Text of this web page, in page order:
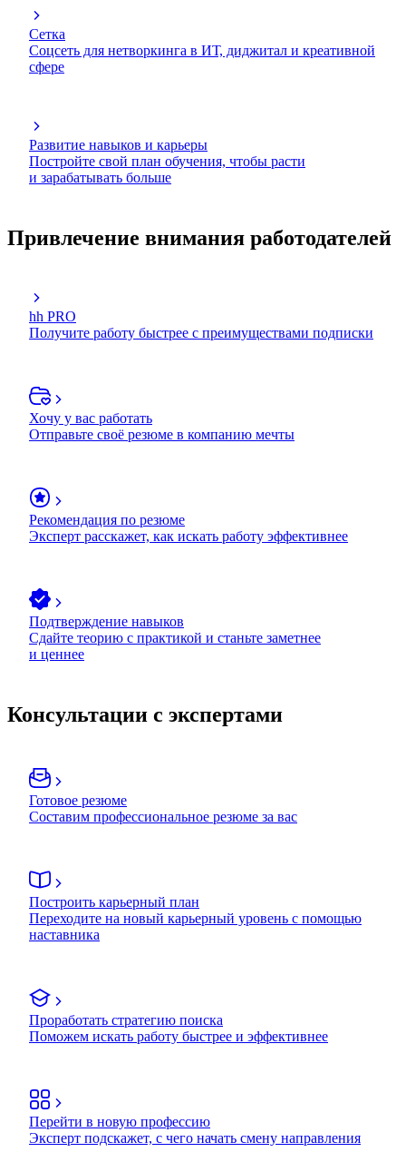
Сетка
Соцсеть для нетворкинга в ИТ, диджитал и креативной
сфере
Развитие навыков и карьеры
Постройте свой план обучения, чтобы расти
и зарабатывать больше
Привлечение внимания работодателей
hh PRO
Получите работу быстрее с преимуществами подписки
Хочу у вас работать
Отправьте своё резюме в компанию мечты
Рекомендация по резюме
Эксперт расскажет, как искать работу эффективнее
Подтверждение навыков
Сдайте теорию с практикой и станьте заметнее
и ценнее
Консультации с экспертами
Готовое резюме
Составим профессиональное резюме за вас
Построить карьерный план
Переходите на новый карьерный уровень с помощью
наставника
Проработать стратегию поиска
Поможем искать работу быстрее и эффективнее
Перейти в новую профессию
Эксперт подскажет, с чего начать смену направления